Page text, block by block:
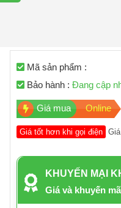
Mã sản phẩm :
Bảo hành :Đang cập
Giá mua Online
Giá tốt hơn khi gọi điện
KHUYẾN MẠI
Giá và khuyến